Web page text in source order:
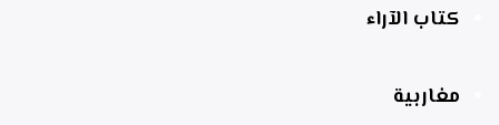
كتاب الآراء
مغاربية